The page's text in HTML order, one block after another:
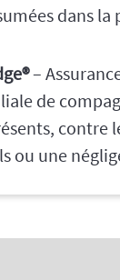
dans
–
de
ou une